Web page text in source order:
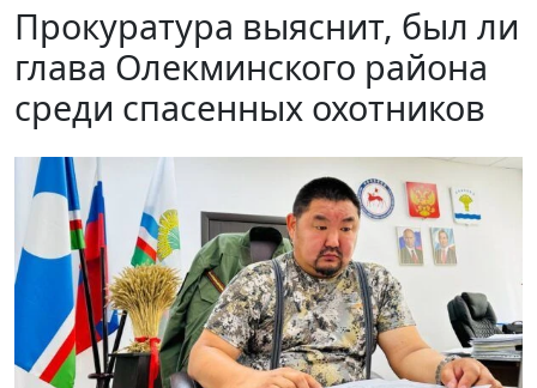
Прокуратура выяснит, был ли
глава Олекминского района
среди спасенных охотников